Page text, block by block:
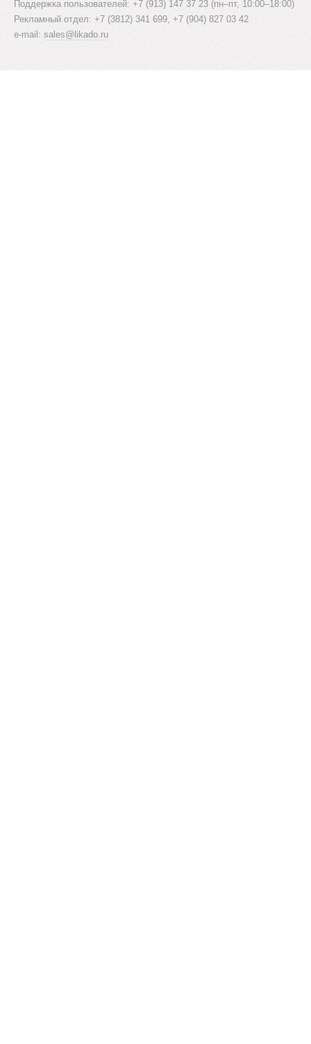
Поддержка пользователей: +7 (913) 147 37 23 (пн–пт, 10:00–18:00)
Рекламный отдел: +7 (3812) 341 699, +7 (904) 827 03 42
e-mail: sales@likado.ru